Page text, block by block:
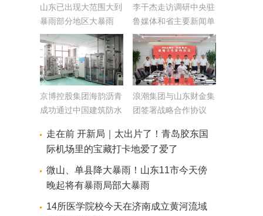
山东已出现大范围大到
暴雨部分地区大暴雨
目前降雨减弱暴雨黄色
预警解除
李干杰走访调研中央驻
鲁媒体和省主要新闻单
位时强调 坚持守正创
新提升传播能力 为强
省建设营造良好舆论氛
围
京博控股集团海韵沥青
成功通过中国建筑防水
浪潮集团与山东财金集
团签署战略合作协议
走在前 开新局｜太出片了！青岛胶东国
际机场里的宝藏打卡地爱了爱了
微山、单县降大暴雨！山东11市今天傍
晚起将有暴雨局部大暴雨
14所医学院校今天在济南成立黄河流域